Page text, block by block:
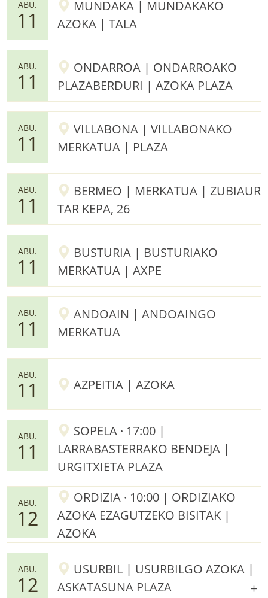
ABU.
11
MUNDAKA | MUNDAKAKO
AZOKA | TALA
ABU.
11
ONDARROA | ONDARROAKO
PLAZABERDURI | AZOKA PLAZA
ABU.
11
VILLABONA | VILLABONAKO
MERKATUA | PLAZA
ABU.
11
BERMEO | MERKATUA | ZUBIAUR
TAR KEPA, 26
ABU.
11
BUSTURIA | BUSTURIAKO
MERKATUA | AXPE
ABU.
11
ANDOAIN | ANDOAINGO
MERKATUA
ABU.
11 AZPEITIA | AZOKA
ABU.
11
SOPELA · 17:00 |
LARRABASTERRAKO BENDEJA |
URGITXIETA PLAZA
ABU.
12
ORDIZIA · 10:00 | ORDIZIAKO
AZOKA EZAGUTZEKO BISITAK |
AZOKA
ABU.
12
USURBIL | USURBILGO AZOKA |
ASKATASUNA PLAZA